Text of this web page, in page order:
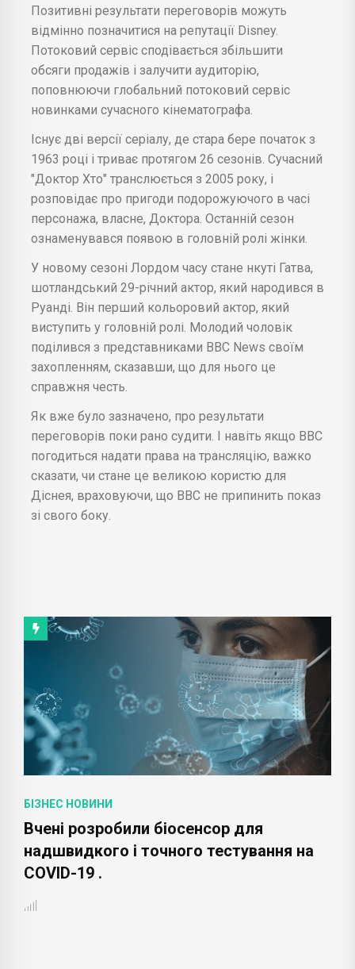
Позитивні результати переговорів можуть
відмінно позначитися на репутації Disney.
Потоковий сервіс сподівається збільшити
обсяги продажів і залучити аудиторію,
поповнюючи глобальний потоковий сервіс
новинками сучасного кінематографа.
Існує дві версії серіалу, де стара бере початок з
1963 році і триває протягом 26 сезонів. Сучасний
"Доктор Хто" транслюється з 2005 року, і
розповідає про пригоди подорожуючого в часі
персонажа, власне, Доктора. Останній сезон
ознаменувався появою в головній ролі жінки.
У новому сезоні Лордом часу стане нкуті Гатва,
шотландський 29-річний актор, який народився в
Руанді. Він перший кольоровий актор, який
виступить у головній ролі. Молодий чоловік
поділився з представниками BBC News своїм
захопленням, сказавши, що для нього це
справжня честь.
Як вже було зазначено, про результати
переговорів поки рано судити. І навіть якщо BBC
погодиться надати права на трансляцію, важко
сказати, чи стане це великою користю для
Діснея, враховуючи, що BBC не припинить показ
зі свого боку.
БІЗНЕС НОВИНИ
Вчені розробили біосенсор для
надшвидкого і точного тестування на
COVID-19 .